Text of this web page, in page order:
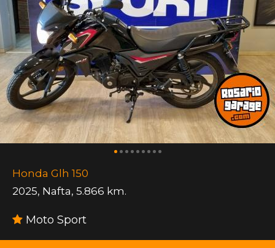
Honda Glh 150
2025, Nafta, 5.866 km.
Moto Sport